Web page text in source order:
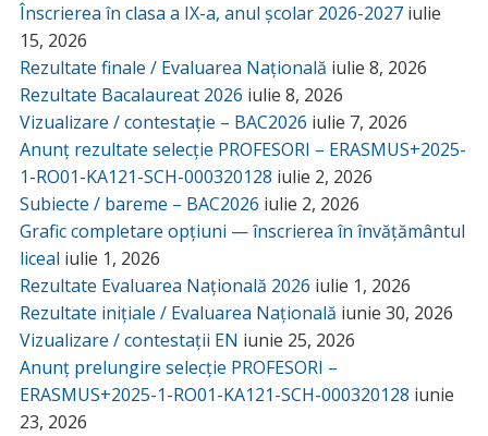
Înscrierea în clasa a IX-a, anul școlar 2026-2027 iulie
15, 2026
Rezultate finale / Evaluarea Națională iulie 8, 2026
Rezultate Bacalaureat 2026 iulie 8, 2026
Vizualizare / contestație – BAC2026 iulie 7, 2026
Anunț rezultate selecție PROFESORI – ERASMUS+2025-
1-RO01-KA121-SCH-000320128 iulie 2, 2026
Subiecte / bareme – BAC2026 iulie 2, 2026
Grafic completare opțiuni — înscrierea în învățământul
liceal iulie 1, 2026
Rezultate Evaluarea Națională 2026 iulie 1, 2026
Rezultate inițiale / Evaluarea Națională iunie 30, 2026
Vizualizare / contestații EN iunie 25, 2026
Anunț prelungire selecție PROFESORI –
ERASMUS+2025-1-RO01-KA121-SCH-000320128 iunie
23, 2026